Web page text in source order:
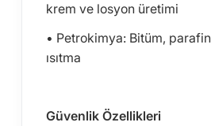
krem ve losyon üretimi
• Petrokimya: Bitüm,
ısıtma
Güvenlik Özellikleri